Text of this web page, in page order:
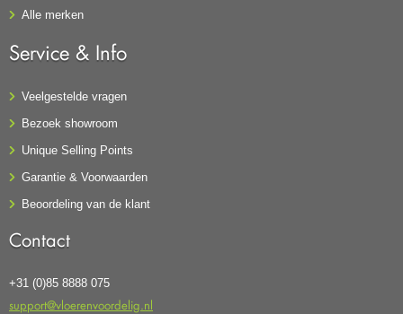
Alle merken
Service & Info
Veelgestelde vragen
Bezoek showroom
Unique Selling Points
Garantie & Voorwaarden
Beoordeling van de klant
Contact
+31 (0)85 8888 075
support@vloerenvoordelig.nl